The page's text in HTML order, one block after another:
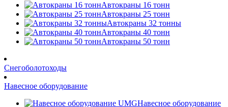
Автокраны 16 тонн
Автокраны 25 тонн
Автокраны 32 тонны
Автокраны 40 тонн
Автокраны 50 тонн
Снегоболотоходы
Навесное оборудование
Навесное оборудование